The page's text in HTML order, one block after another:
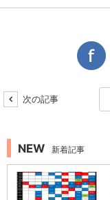
次の記事
NEW 新着記事